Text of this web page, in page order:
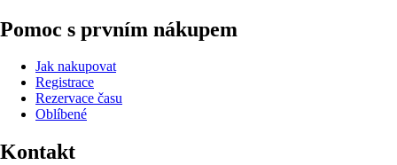
Pomoc s prvním nákupem
Jak nakupovat
Registrace
Rezervace času
Oblíbené
Kontakt